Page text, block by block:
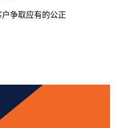
争取应有的公正